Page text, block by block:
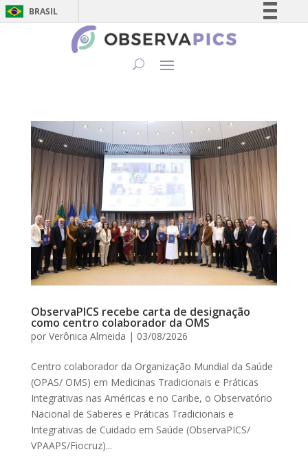
BRASIL
Simplifique!
Canais
ObservaPICS recebe carta de designação
como centro colaborador da OMS
por Verônica Almeida | 03/08/2026
Centro colaborador da Organização Mundial da Saúde
(OPAS/ OMS) em Medicinas Tradicionais e Práticas
Integrativas nas Américas e no Caribe, o Observatório
Nacional de Saberes e Práticas Tradicionais e
Integrativas de Cuidado em Saúde (ObservaPICS/
VPAAPS/Fiocruz)...